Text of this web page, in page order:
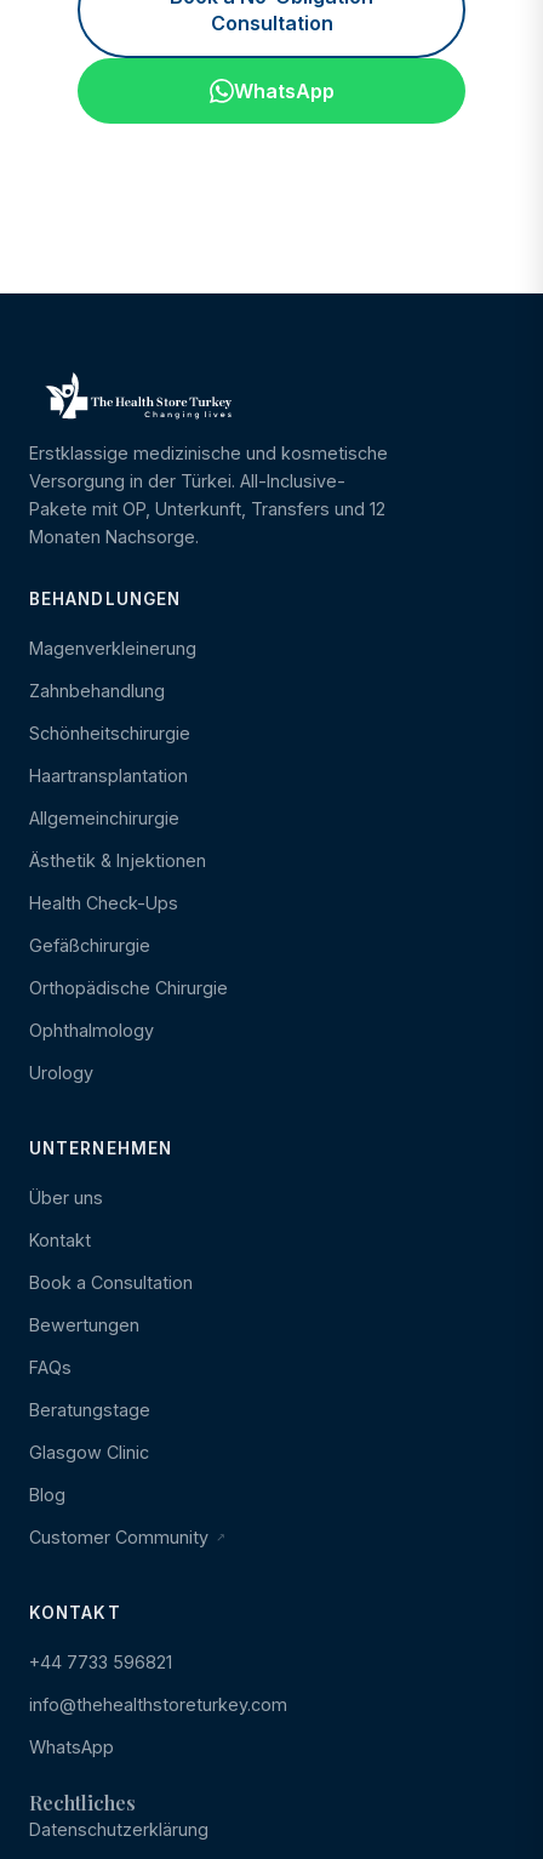
Consultation
WhatsApp
Erstklassige medizinische und kosmetische
Versorgung in der Türkei. All-Inclusive-
Pakete mit OP, Unterkunft, Transfers und 12
Monaten Nachsorge.
BEHANDLUNGEN
Magenverkleinerung
Zahnbehandlung
Schönheitschirurgie
Haartransplantation
Allgemeinchirurgie
Ästhetik & Injektionen
Health Check-Ups
Gefäßchirurgie
Orthopädische Chirurgie
Ophthalmology
Urology
UNTERNEHMEN
Über uns
Kontakt
Book a Consultation
Bewertungen
FAQs
Beratungstage
Glasgow Clinic
Blog
Customer Community
KONTAKT
+44 7733 596821
info@thehealthstoreturkey.com
WhatsApp
Rechtliches
Datenschutzerklärung